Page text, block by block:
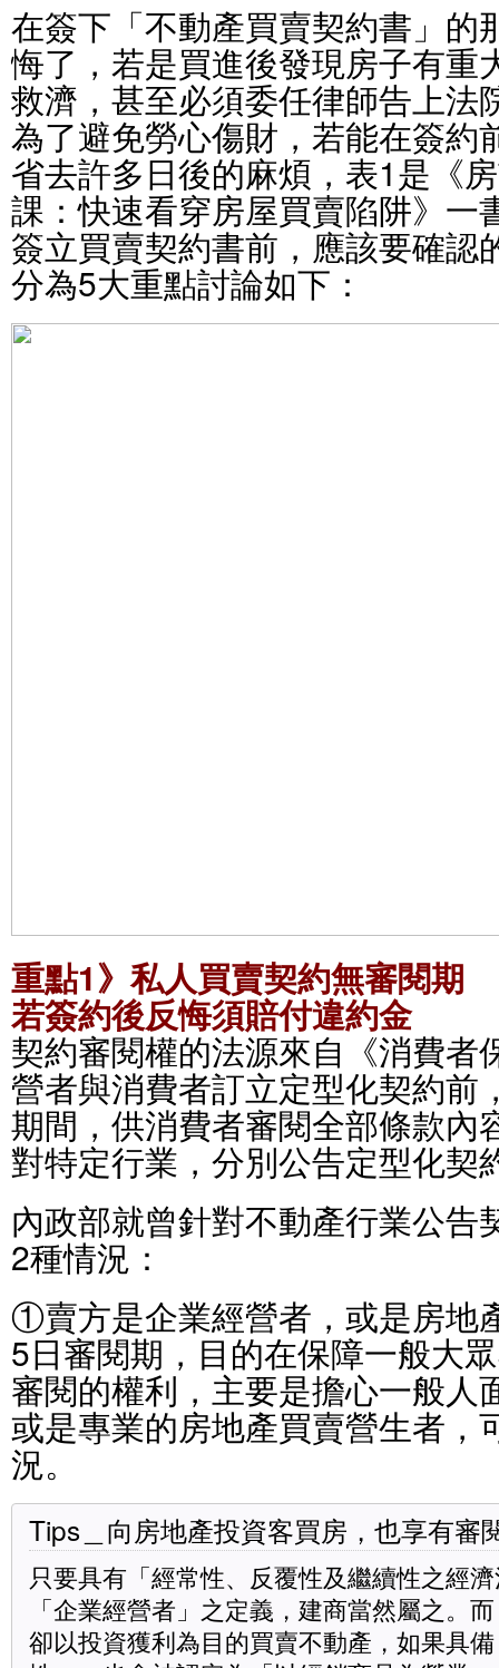
在簽下「不動產買賣契約書」的
悔了，若是買進後發現房子有重
救濟，甚至必須委任律師告上法
為了避免勞心傷財，若能在簽約
省去許多日後的麻煩，表1是《
課：快速看穿房屋買賣陷阱》一
簽立買賣契約書前，應該要確認
分為5大重點討論如下：
重點1》私人買賣契約無審閱期
若簽約後反悔須賠付違約金
契約審閱權的法源來自《消費者
營者與消費者訂立定型化契約前
期間，供消費者審閱全部條款內
對特定行業，分別公告定型化契
內政部就曾針對不動產行業公告
2種情況：
①賣方是企業經營者，或是房地
5日審閱期，目的在保障一般大
審閱的權利，主要是擔心一般人
或是專業的房地產買賣營生者，
況。
Tips＿向房地產投資客買房，也享有審
只要具有「經常性、反覆性及繼續性之經
「企業經營者」之定義，建商當然屬之。
卻以投資獲利為目的買賣不動產，如果具